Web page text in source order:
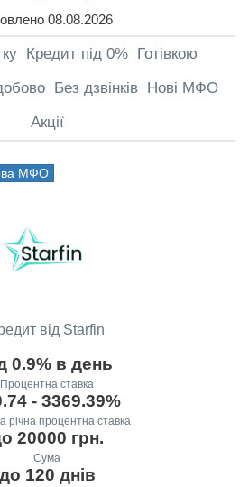
08.08.2026
Кредит під 0%
Готівкою
Без дзвінків Нові МФО
Акції
МФО
від Starfin
0.9% в день
Процентна ставка
- 3369.39%
річна процентна ставка
20000 грн.
Сума
до 120 днів